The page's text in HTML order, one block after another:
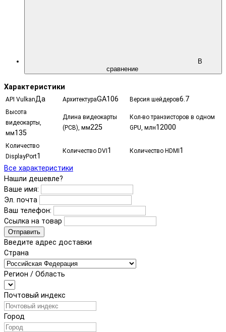
В
сравнение
Характеристики
API VulkanДа АрхитектураGA106 Версия шейдеров6.7
Высота
видеокарты,
мм135
Длина видеокарты
(PCB), мм225
Кол-во транзисторов в одном
GPU, млн12000
Количество
DisplayPort1
Количество DVI1 Количество HDMI1
Все характеристики
Нашли дешевле?
Ваше имя:
Эл. почта
Ваш телефон:
Ссылка на товар
Отправить
Введите адрес доставки
Страна
Регион / Область
Почтовый индекс
Город